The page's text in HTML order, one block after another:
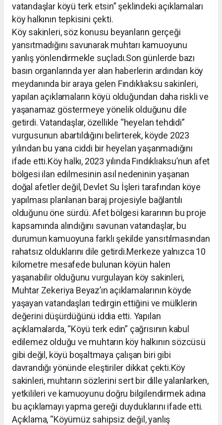
vatandaşlar köyü terk etsin” şeklindeki açıklamaları
köy halkının tepkisini çekti.
Köy sakinleri, söz konusu beyanların gerçeği
yansıtmadığını savunarak muhtarı kamuoyunu
yanlış yönlendirmekle suçladı.Son günlerde bazı
basın organlarında yer alan haberlerin ardından köy
meydanında bir araya gelen Fındıklıaksu sakinleri,
yapılan açıklamaların köyü olduğundan daha riskli ve
yaşanamaz göstermeye yönelik olduğunu dile
getirdi. Vatandaşlar, özellikle “heyelan tehdidi”
vurgusunun abartıldığını belirterek, köyde 2023
yılından bu yana ciddi bir heyelan yaşanmadığını
ifade etti.Köy halkı, 2023 yılında Fındıklıaksu’nun afet
bölgesi ilan edilmesinin asıl nedeninin yaşanan
doğal afetler değil, Devlet Su İşleri tarafından köye
yapılması planlanan baraj projesiyle bağlantılı
olduğunu öne sürdü. Afet bölgesi kararının bu proje
kapsamında alındığını savunan vatandaşlar, bu
durumun kamuoyuna farklı şekilde yansıtılmasından
rahatsız olduklarını dile getirdi.Merkeze yalnızca 10
kilometre mesafede bulunan köyün halen
yaşanabilir olduğunu vurgulayan köy sakinleri,
Muhtar Zekeriya Beyaz’ın açıklamalarının köyde
yaşayan vatandaşları tedirgin ettiğini ve mülklerin
değerini düşürdüğünü iddia etti. Yapılan
açıklamalarda, “Köyü terk edin” çağrısının kabul
edilemez olduğu ve muhtarın köy halkının sözcüsü
gibi değil, köyü boşaltmaya çalışan biri gibi
davrandığı yönünde eleştiriler dikkat çekti.Köy
sakinleri, muhtarın sözlerini sert bir dille yalanlarken,
yetkilileri ve kamuoyunu doğru bilgilendirmek adına
bu açıklamayı yapma gereği duyduklarını ifade etti.
Açıklama, “Köyümüz sahipsiz değil, yanlış